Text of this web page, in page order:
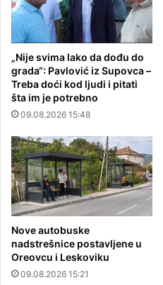
„Nije svima lako da dođu do
grada“: Pavlović iz Supovca –
Treba doći kod ljudi i pitati
šta im je potrebno
09.08.2026 15:48
Nove autobuske
nadstrešnice postavljene u
Oreovcu i Leskoviku
09.08.2026 15:21